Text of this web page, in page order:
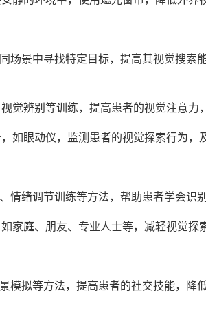
场景中寻找特定目标，提高其视觉搜索
觉辨别等训练，提高患者的视觉注意
如眼动仪，监测患者的视觉探索行为，
情绪调节训练等方法，帮助患者学会识
家庭、朋友、专业人士等，减轻视觉探
模拟等方法，提高患者的社交技能，降